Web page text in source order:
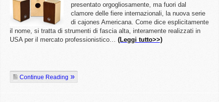
presentato orgogliosamente, ma fuori dal
clamore delle fiere internazionali, la nuova serie
di cajones Americana. Come dice esplicitamente
il nome, si tratta di strumenti di fascia alta, interamente realizzati in
USA per il mercato professionistico… (Leggi tutto>>)
Continue Reading